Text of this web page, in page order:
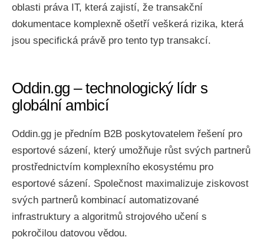
oblasti práva IT, která zajistí, že transakční
dokumentace komplexně ošetří veškerá rizika, která
jsou specifická právě pro tento typ transakcí.
Oddin.gg – technologický lídr s
globální ambicí
Oddin.gg je předním B2B poskytovatelem řešení pro
esportové sázení, který umožňuje růst svých partnerů
prostřednictvím komplexního ekosystému pro
esportové sázení. Společnost maximalizuje ziskovost
svých partnerů kombinací automatizované
infrastruktury a algoritmů strojového učení s
pokročilou datovou vědou.